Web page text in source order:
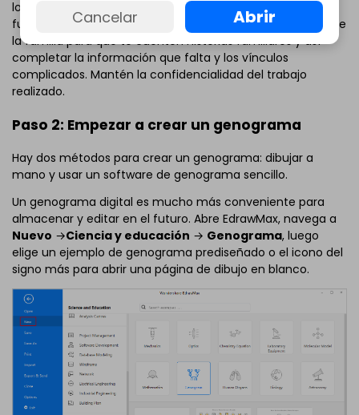
los nombres, fechas de nacimiento y relaciones
fundamentales. Puedes entrevistar a algunos miembros de
la familia para que te cuenten historias familiares y así
completar la información que falta y los vínculos
complicados. Mantén la confidencialidad del trabajo
realizado.
Paso 2: Empezar a crear un genograma
Hay dos métodos para crear un genograma: dibujar a
mano y usar un software de genograma sencillo.
Un genograma digital es mucho más conveniente para
almacenar y editar en el futuro. Abre EdrawMax, navega a
Nuevo →Ciencia y educación → Genograma, luego
elige un ejemplo de genograma prediseñado o el icono del
signo más para abrir una página de dibujo en blanco.
Cancelar Abrir